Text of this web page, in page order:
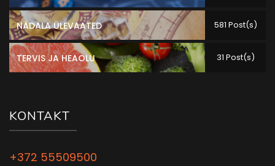
NÄDALA ÜLEVAATED 581 Post(s)
TERVIS JA HEAOLU 31 Post(s)
KONTAKT
+372 55509500